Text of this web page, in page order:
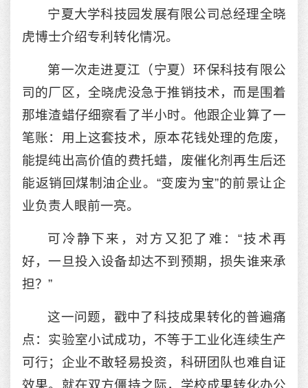
宁夏大学科技园发展有限公司总经理全晓
虎博士介绍专利转化情况。
第一次走进夏江（宁夏）环保科技有限公
司的厂区，全晓虎没急于推销技术，而是围着
那堆渣蜡仔细察看了半小时。他跟企业算了一
笔账：用上这套技术，原本花钱处理的危废，
能提纯出高价值的费托蜡，废催化剂再生后还
能返销回煤制油企业。“变废为宝”的前景让企
业负责人眼前一亮。
可冷静下来，对方又犯了难：“技术再
好，一旦投入设备却达不到预期，损失谁来承
担？”
这一问题，戳中了科技成果转化的普遍痛
点：实验室小试成功，不等于工业化连续生产
可行；企业不敢轻易投资，科研团队也难自证
效果。就在双方僵持之际，学校成果转化办公